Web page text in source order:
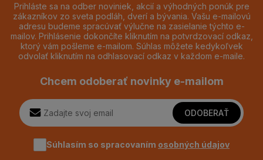
Prihláste sa na odber noviniek, akcií a výhodných ponúk pre
zákazníkov zo sveta podláh, dverí a bývania. Vašu e-mailovú
adresu budeme spracúvať výlučne na zasielanie týchto e-
mailov. Prihlásenie dokončíte kliknutím na potvrdzovací odkaz,
ktorý vám pošleme e-mailom. Súhlas môžete kedykoľvek
odvolať kliknutím na odhlasovací odkaz v každom e-maile.
Chcem odoberať novinky e-mailom
ODOBERAŤ
Súhlasím so spracovaním osobných údajov